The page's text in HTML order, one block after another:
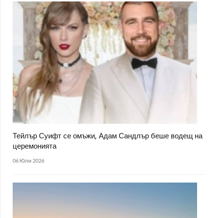
Тейлър Суифт се омъжи, Адам Сандлър беше водещ на
церемонията
06 Юли 2026